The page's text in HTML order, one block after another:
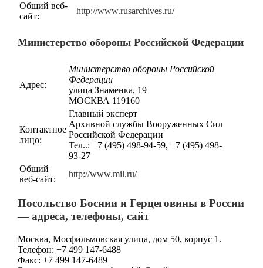
Общий веб-
сайт:
http://www.rusarchives.ru/
Министерство обороны Российской Федерации
Адрес:
Министерство обороны Российской
Федерации
улица Знаменка, 19
МОСКВА 119160
Контактное
лицо:
Главный эксперт
Архивной службы Вооруженных Сил
Российской Федерации
Тел..: +7 (495) 498-94-59, +7 (495) 498-
93-27
Общий
веб-сайт:
http://www.mil.ru/
Посольство Боснии и Герцеговины в России
— адреса, телефоны, сайт
Москва, Мосфильмовская улица, дом 50, корпус 1.
Телефон: +7 499 147-6488
Факс: +7 499 147-6489